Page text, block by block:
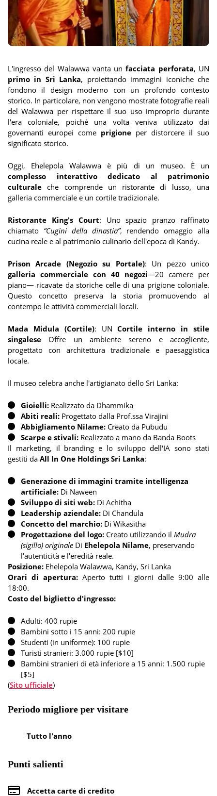
L'ingresso del Walawwa vanta unfacciata perforata, UN
primo in Sri Lanka, proiettando immagini iconiche che
fondono il design moderno con un profondo contesto
storico. In particolare, non vengono mostrate fotografie reali
del Walawwa per rispettare il suo uso improprio durante
l'era coloniale, poiché una volta veniva utilizzato dai
governanti europei come prigione per distorcere il suo
significato storico.
Oggi, Ehelepola Walawwa è più di un museo. È un
complesso interattivo dedicato al patrimonio
culturale che comprende un ristorante di lusso, una
galleria commerciale e un cortile tradizionale.
Ristorante King's Court: Uno spazio pranzo raffinato
chiamato “Cugini della dinastia”, rendendo omaggio alla
cucina reale e al patrimonio culinario dell'epoca di Kandy.
Prison Arcade (Negozio su Portale): Un pezzo unico
galleria commerciale con 40 negozi—20 camere per
piano— ricavate da storiche celle di una prigione coloniale.
Questo concetto preserva la storia promuovendo al
contempo le attività commerciali locali.
Mada Midula (Cortile): UNCortile interno in stile
singalese Offre un ambiente sereno e accogliente,
progettato con architettura tradizionale e paesaggistica
locale.
Il museo celebra anche l'artigianato dello Sri Lanka:
Gioielli: Realizzato da Dhammika
Abiti reali: Progettato dalla Prof.ssa Virajini
Abbigliamento Nilame: Creato da Pubudu
Scarpe e stivali: Realizzato a mano da Banda Boots
Il marketing, il branding e lo sviluppo dell'IA sono stati
gestiti da All In One Holdings Sri Lanka:
Generazione di immagini tramite intelligenza
artificiale: Di Naween
Sviluppo di siti web: Di Achitha
Leadership aziendale: Di Chandula
Concetto del marchio: Di Wikasitha
Progettazione del logo: Creato utilizzando il Mudra
(sigillo) originale Di Ehelepola Nilame, preservando
l'autenticità e l'eredità reale.
Posizione: Ehelepola Walawwa, Kandy, Sri Lanka
Orari di apertura: Aperto tutti i giorni dalle 9:00 alle
18:00.
Costo del biglietto d'ingresso:
Adulti: 400 rupie
Bambini sotto i 15 anni: 200 rupie
Studenti (in uniforme): 100 rupie
Turisti stranieri: 3.000 rupie [$10]
Bambini stranieri di età inferiore a 15 anni: 1.500 rupie
[$5]
(Sito ufficiale)
Periodo migliore per visitare
Tutto l'anno
Punti salienti
Accetta carte di credito